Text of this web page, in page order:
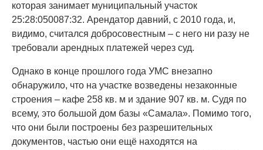
которая занимает муниципальный участок
25:28:050087:32. Арендатор давний, с 2010 года, и,
видимо, считался добросовестным – с него ни разу не
требовали арендных платежей через суд.
Однако в конце прошлого года УМС внезапно
обнаружило, что на участке возведены незаконные
строения – кафе 258 кв. м и здание 907 кв. м. Судя по
всему, это большой дом базы «Самала». Помимо того,
что они были построены без разрешительных
документов, частью они ещё находятся на